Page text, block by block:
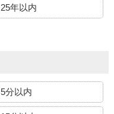
25年以内
5分以内